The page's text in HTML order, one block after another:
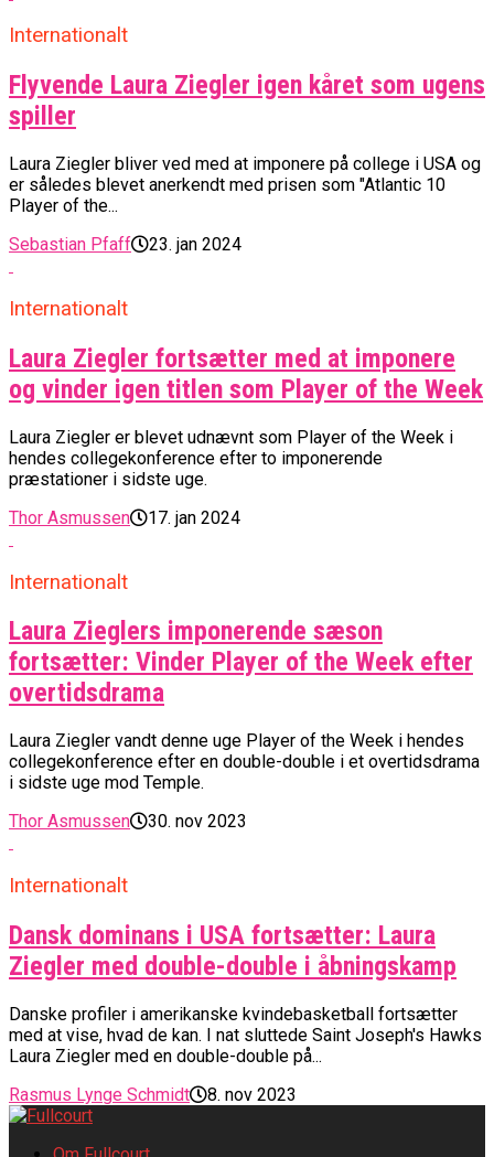
Internationalt
Flyvende Laura Ziegler igen kåret som ugens
spiller
Laura Ziegler bliver ved med at imponere på college i USA og
er således blevet anerkendt med prisen som "Atlantic 10
Player of the...
Sebastian Pfaff
23. jan 2024
Internationalt
Laura Ziegler fortsætter med at imponere
og vinder igen titlen som Player of the Week
Laura Ziegler er blevet udnævnt som Player of the Week i
hendes collegekonference efter to imponerende
præstationer i sidste uge.
Thor Asmussen
17. jan 2024
Internationalt
Laura Zieglers imponerende sæson
fortsætter: Vinder Player of the Week efter
overtidsdrama
Laura Ziegler vandt denne uge Player of the Week i hendes
collegekonference efter en double-double i et overtidsdrama
i sidste uge mod Temple.
Thor Asmussen
30. nov 2023
Internationalt
Dansk dominans i USA fortsætter: Laura
Ziegler med double-double i åbningskamp
Danske profiler i amerikanske kvindebasketball fortsætter
med at vise, hvad de kan. I nat sluttede Saint Joseph's Hawks
Laura Ziegler med en double-double på...
Rasmus Lynge Schmidt
8. nov 2023